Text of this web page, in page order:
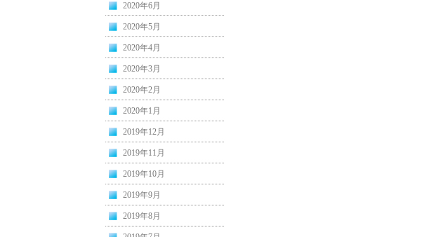
2020年6月
2020年5月
2020年4月
2020年3月
2020年2月
2020年1月
2019年12月
2019年11月
2019年10月
2019年9月
2019年8月